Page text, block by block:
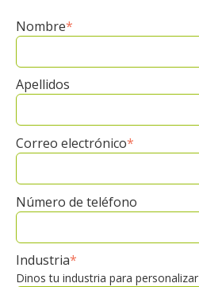
Nombre*
Apellidos
Correo electrónico*
Número de teléfono
Industria*
Dinos tu industria para